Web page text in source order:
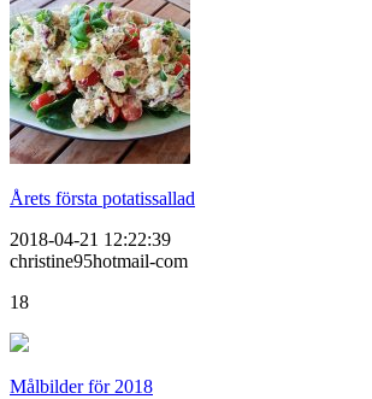
Årets första potatissallad
2018-04-21 12:22:39
christine95hotmail-com
18
Målbilder för 2018